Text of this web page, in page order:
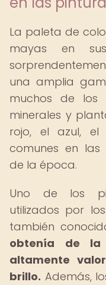
La paleta de
mayas en
una amplia
muchos de los
minerales y
rojo, el azul,
comunes en las
de la época.
Uno de los
utilizados por
también
obtenía de
altamente
brillo. Además,